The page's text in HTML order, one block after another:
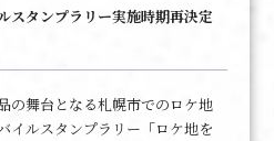
スタンプラリー実施時期再決定
の舞台となる札幌市でのロケ地
イルスタンプラリー「ロケ地を